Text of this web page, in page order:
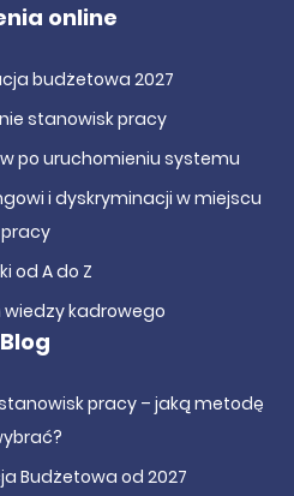
online
budżetowa 2027
stanowisk pracy
po uruchomieniu systemu
i dyskryminacji w miejscu
pracy
od A do Z
kadrowego
Blog
pracy – jaką metodę
Budżetowa od 2027